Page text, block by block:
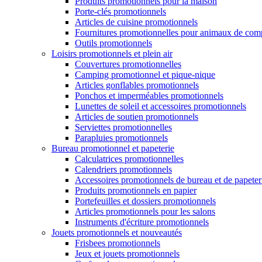
Porte-clés promotionnels
Articles de cuisine promotionnels
Fournitures promotionnelles pour animaux de
Outils promotionnels
Loisirs promotionnels et plein air
Couvertures promotionnelles
Camping promotionnel et pique-nique
Articles gonflables promotionnels
Ponchos et imperméables promotionnels
Lunettes de soleil et accessoires promotionnels
Articles de soutien promotionnels
Serviettes promotionnelles
Parapluies promotionnels
Bureau promotionnel et papeterie
Calculatrices promotionnelles
Calendriers promotionnels
Accessoires promotionnels de bureau et de
Produits promotionnels en papier
Portefeuilles et dossiers promotionnels
Articles promotionnels pour les salons
Instruments d'écriture promotionnels
Jouets promotionnels et nouveautés
Frisbees promotionnels
Jeux et jouets promotionnels